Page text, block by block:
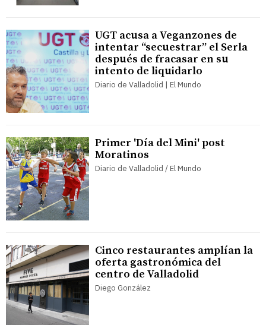
UGT acusa a Veganzones de
intentar “secuestrar” el Serla
después de fracasar en su
intento de liquidarlo
Diario de Valladolid | El Mundo
Primer 'Día del Mini' post
Moratinos
Diario de Valladolid / El Mundo
Cinco restaurantes amplían la
oferta gastronómica del
centro de Valladolid
Diego González